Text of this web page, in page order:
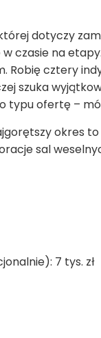
dotyczy
czasie na
cztery
szuka
typu ofertę –
okres
sal
7 tys. zł